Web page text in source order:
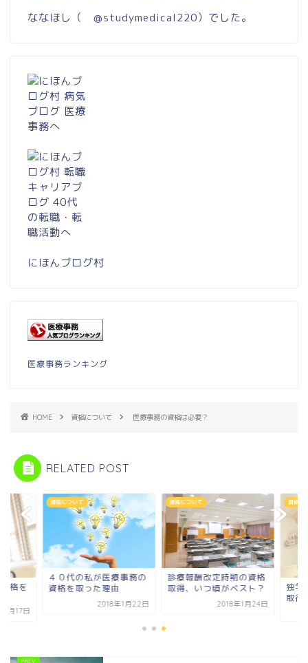
ななほし（ @studymedical220）でした。
にほんブログ村
医療事務ランキング
HOME 資格について 医療事務の資格は必要？
RELATED POST
ついて
代の私が医療事務の
を取った理由
資格について
診療報酬改定時期の資格
取得、いつ頃がベスト？
資格について
独学で医療事務の資
取得できるか。